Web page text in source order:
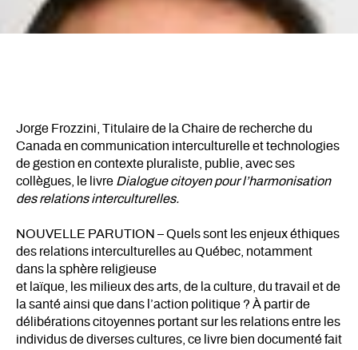
Jorge Frozzini, Titulaire de la Chaire de recherche du
Canada en communication interculturelle et technologies
de gestion en contexte pluraliste, publie, avec ses
collègues, le livre Dialogue citoyen pour l’harmonisation
des relations interculturelles.
NOUVELLE PARUTION – Quels sont les enjeux éthiques
des relations interculturelles au Québec, notamment
dans la sphère religieuse
et laïque, les milieux des arts, de la culture, du travail et de
la santé ainsi que dans l’action politique ? À partir de
délibérations citoyennes portant sur les relations entre les
individus de diverses cultures, ce livre bien documenté fait